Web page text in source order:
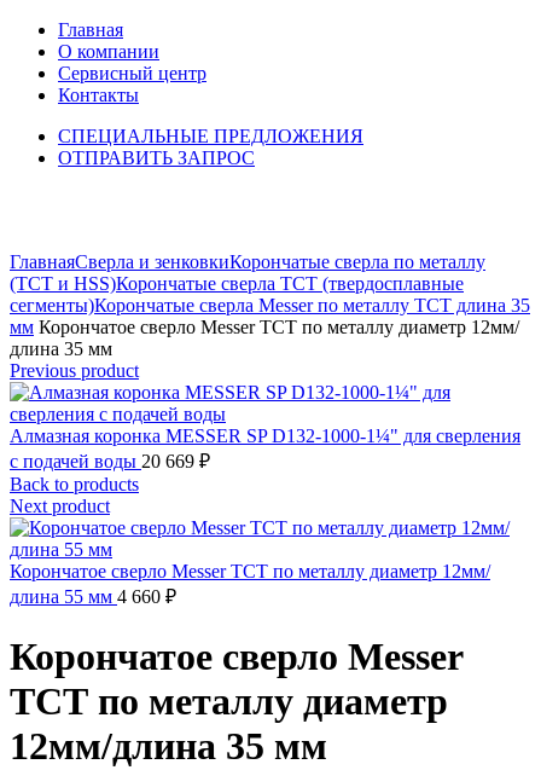
Главная
О компании
Сервисный центр
Контакты
СПЕЦИАЛЬНЫЕ ПРЕДЛОЖЕНИЯ
ОТПРАВИТЬ ЗАПРОС
ГлавнаяСверла и зенковкиКорончатые сверла по металлу
(TCT и HSS)Корончатые сверла TCT (твердосплавные
сегменты)Корончатые сверла Messer по металлу ТСТ длина 35
мм Корончатое сверло Messer ТСТ по металлу диаметр 12мм/
длина 35 мм
Previous product
Алмазная коронка MESSER SP D132-1000-1¼" для сверления
с подачей воды 20 669 ₽
Back to products
Next product
Корончатое сверло Messer ТСТ по металлу диаметр 12мм/
длина 55 мм 4 660 ₽
Корончатое сверло Messer
ТСТ по металлу диаметр
12мм/длина 35 мм